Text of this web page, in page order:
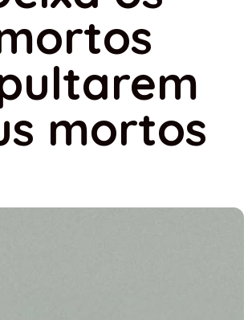
mortos